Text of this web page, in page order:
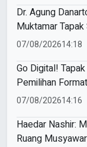
Dr. Agung
Muktamar Tapak
Organisasi Ko
07/08/202614:18
Go Digital!
Pemilihan
07/08/202614:16
Haedar Nashir:
Ruang